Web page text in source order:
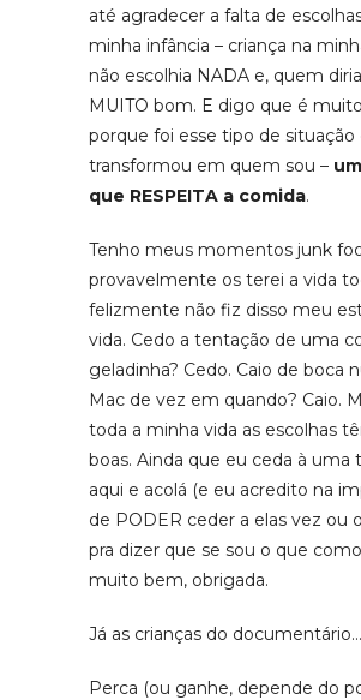
até agradecer a falta de
minha infância – criança na
não escolhia NADA e, quem
MUITO bom. E digo que é
porque foi esse tipo de situação
transformou em quem sou –
que RESPEITA a comida.
Tenho meus momentos junk
provavelmente os terei a vida
felizmente não fiz disso meu
vida. Cedo a tentação de uma
geladinha? Cedo. Caio de boca
Mac de vez em quando? Caio.
toda a minha vida as escolhas
boas. Ainda que eu ceda à uma
aqui e acolá (e eu acredito na
de PODER ceder a elas vez ou
pra dizer que se sou o que
muito bem, obrigada.
Já as crianças do
Perca (ou ganhe, depende do